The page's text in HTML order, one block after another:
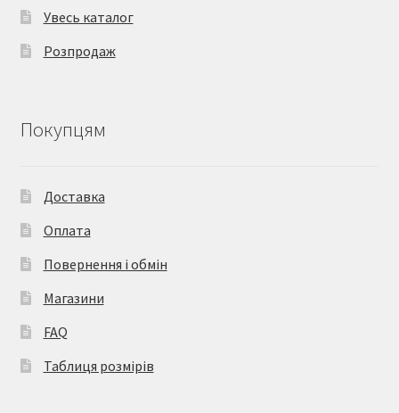
Увесь каталог
Розпродаж
Покупцям
Доставка
Оплата
Повернення і обмін
Магазини
FAQ
Таблиця розмірів